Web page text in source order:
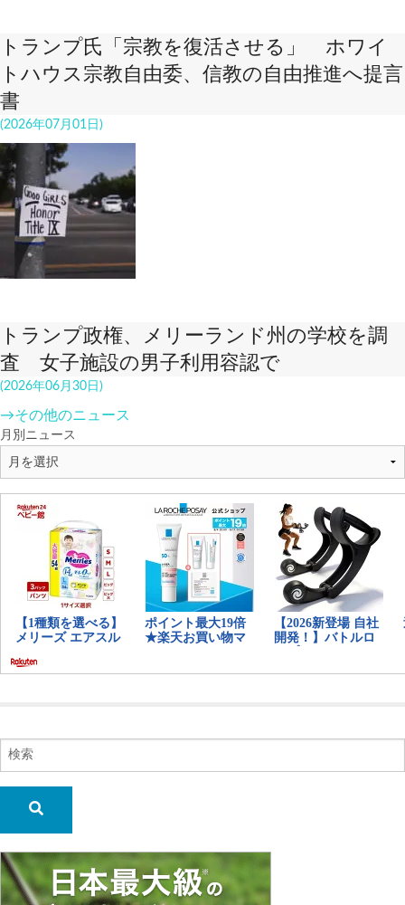
トランプ氏「宗教を復活させる」 ホワイ
トハウス宗教自由委、信教の自由推進へ提言
書
(2026年07月01日)
トランプ政権、メリーランド州の学校を調
査 女子施設の男子利用容認で
(2026年06月30日)
→その他のニュース
月別ニュース